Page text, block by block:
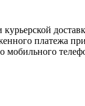
платежа
мобильного